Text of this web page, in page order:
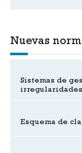
Nuevas
Sistemas de
Esquema de